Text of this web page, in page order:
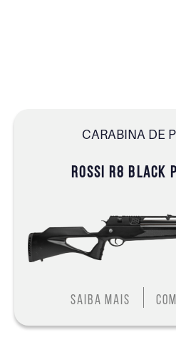
CARABINA DE
ROSSI R8 BLACK
Saiba mais